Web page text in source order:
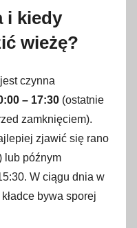
i kiedy
wieżę?
czynna
– 17:30 (ostatnie
zamknięciem).
zjawić się rano
lub późnym
W ciągu dnia w
bywa sporej